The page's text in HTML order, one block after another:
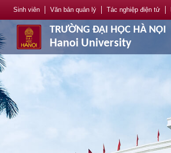
Sinh viên Văn bản quản lý Tác nghiệp điện tử
TRƯỜNG ĐẠI HỌC HÀ NỘI
Hanoi University